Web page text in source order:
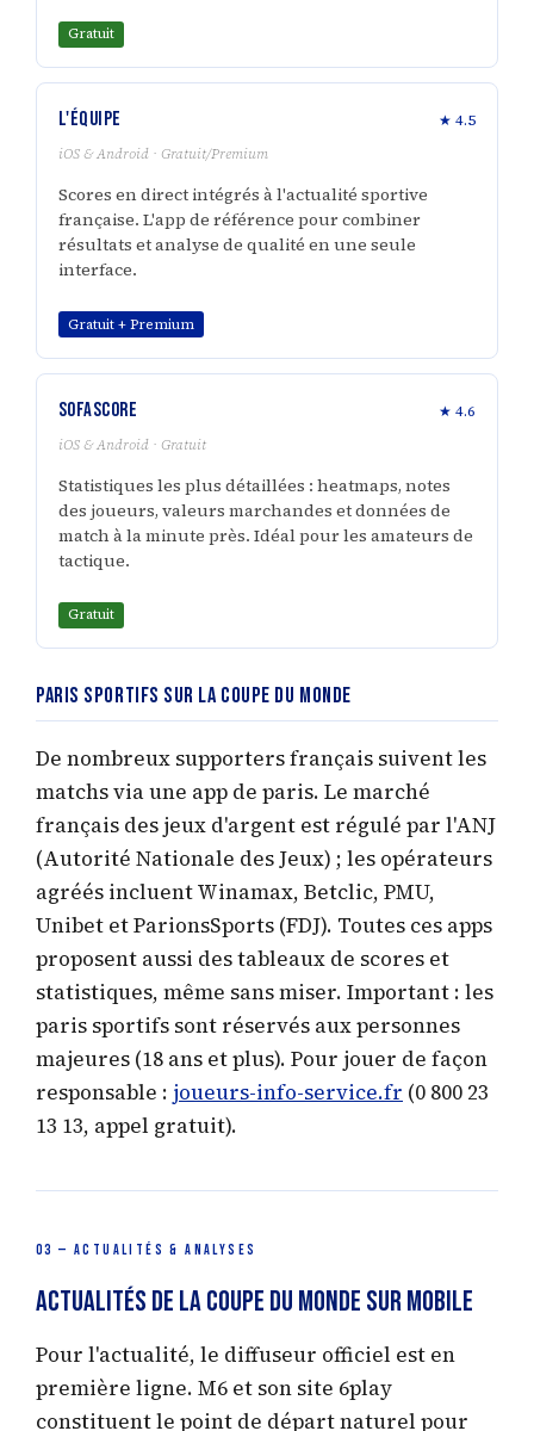
Gratuit
L'Équipe ★ 4.5
iOS & Android · Gratuit/Premium
Scores en direct intégrés à l'actualité sportive
française. L'app de référence pour combiner
résultats et analyse de qualité en une seule
interface.
Gratuit + Premium
SofaScore ★ 4.6
iOS & Android · Gratuit
Statistiques les plus détaillées : heatmaps, notes
des joueurs, valeurs marchandes et données de
match à la minute près. Idéal pour les amateurs de
tactique.
Gratuit
Paris sportifs sur la Coupe du Monde
De nombreux supporters français suivent les
matchs via une app de paris. Le marché
français des jeux d'argent est régulé par l'ANJ
(Autorité Nationale des Jeux) ; les opérateurs
agréés incluent Winamax, Betclic, PMU,
Unibet et ParionsSports (FDJ). Toutes ces apps
proposent aussi des tableaux de scores et
statistiques, même sans miser. Important : les
paris sportifs sont réservés aux personnes
majeures (18 ans et plus). Pour jouer de façon
responsable : joueurs-info-service.fr (0 800 23
13 13, appel gratuit).
03 — ACTUALITÉS & ANALYSES
Actualités de la Coupe du Monde sur Mobile
Pour l'actualité, le diffuseur officiel est en
première ligne. M6 et son site 6play
constituent le point de départ naturel pour